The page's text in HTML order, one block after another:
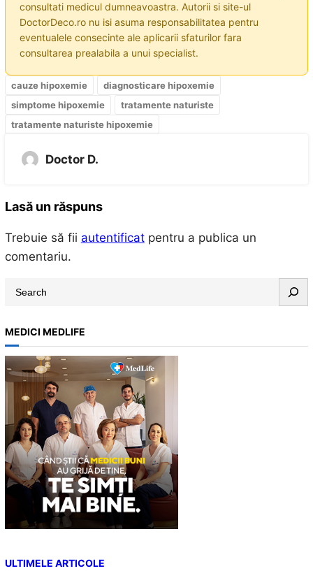
consultati medicul dumneavoastra. Autorii si site-ul
DoctorDeco.ro nu isi asuma responsabilitatea pentru
eventualele consecinte ale aplicarii sfaturilor fara
consultarea prealabila a unui specialist.
cauze hipoxemie
diagnosticare hipoxemie
simptome hipoxemie
tratamente naturiste
tratamente naturiste hipoxemie
Doctor D.
Lasă un răspuns
Trebuie să fii autentificatpentru a publica un
comentariu.
a
r
c
h
MEDICI MEDLIFE
ULTIMELE ARTICOLE